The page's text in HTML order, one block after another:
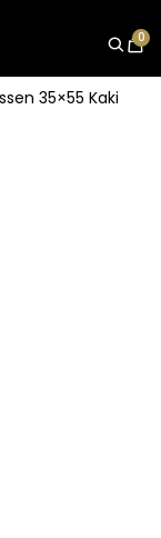
0
35×55 Kaki